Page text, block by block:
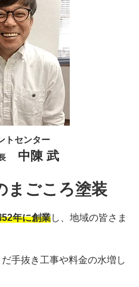
トセンター
中陳 武
まごころ塗装
年に創業し、地域の皆さま
手抜き工事や料金の水増し